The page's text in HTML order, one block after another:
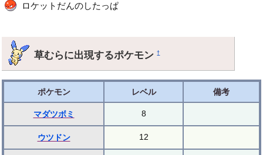
ロケットだんのしたっぱ
草むらに出現するポケモン†
ポケモン レベル 備考
マダツボミ 8
ウツドン 12